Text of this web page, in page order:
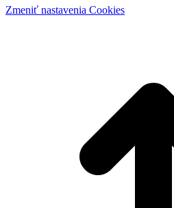
Zmeniť nastavenia Cookies